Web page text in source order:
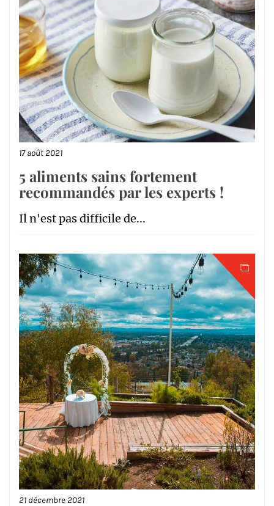
17 août 2021
5 aliments sains fortement
recommandés par les experts !
Il n'est pas difficile de...
21 décembre 2021